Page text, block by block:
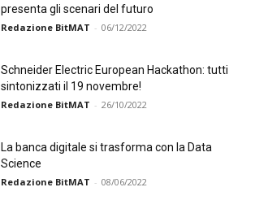
presenta gli scenari del futuro
Redazione BitMAT - 06/12/2022
Schneider Electric European Hackathon: tutti
sintonizzati il 19 novembre!
Redazione BitMAT - 26/10/2022
La banca digitale si trasforma con la Data
Science
Redazione BitMAT - 08/06/2022